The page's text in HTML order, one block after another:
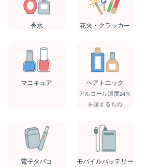
香水 花火・クラッカー
マニキュア ヘアトニック
アルコール濃度24％
を超えるもの
電子タバコ モバイルバッテリー